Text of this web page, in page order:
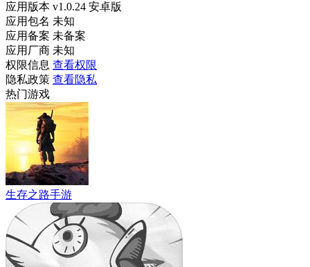
应用版本 v1.0.24 安卓版
应用包名 未知
应用备案 未备案
应用厂商 未知
权限信息 查看权限
隐私政策 查看隐私
热门游戏
生存之路手游